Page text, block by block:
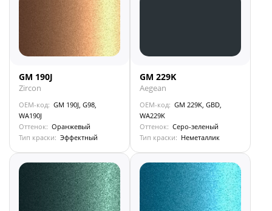
GM 190J
Zircon
OEM-код: GM 190J, G98,
WA190J
Оттенок: Оранжевый
Тип краски: Эффектный
GM 229K
Aegean
OEM-код: GM 229K, GBD,
WA229K
Оттенок: Серо-зеленый
Тип краски: Неметаллик